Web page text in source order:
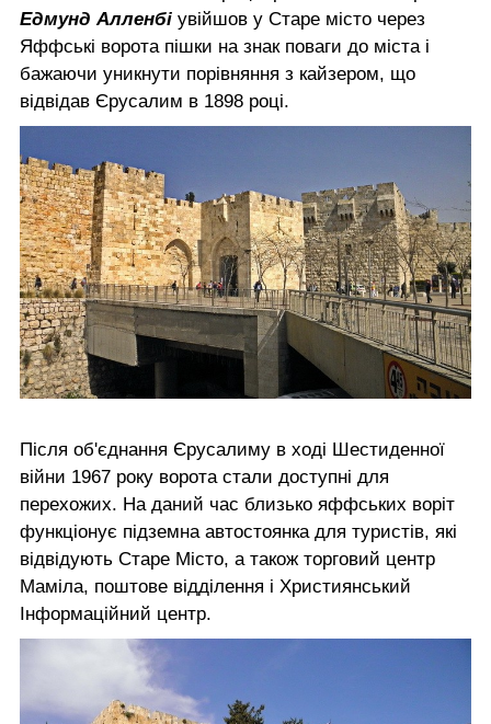
Едмунд Алленбі увійшов у Старе місто через
Яффські ворота пішки на знак поваги до міста і
бажаючи уникнути порівняння з кайзером, що
відвідав Єрусалим в 1898 році.
Після об'єднання Єрусалиму в ході Шестиденної
війни 1967 року ворота стали доступні для
перехожих. На даний час близько яффських воріт
функціонує підземна автостоянка для туристів, які
відвідують Старе Місто, а також торговий центр
Маміла, поштове відділення і Християнський
Інформаційний центр.